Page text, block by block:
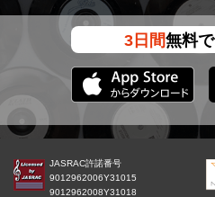
3日間無料
JASRAC許諾番号
9012962006Y31015
9012962008Y31018